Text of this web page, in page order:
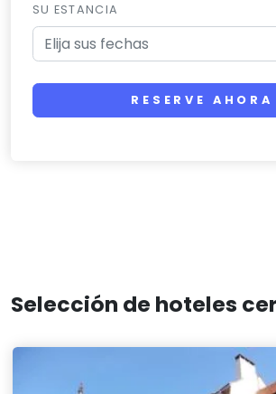
SU ESTANCIA
RESERVE AHORA
Selección de hoteles